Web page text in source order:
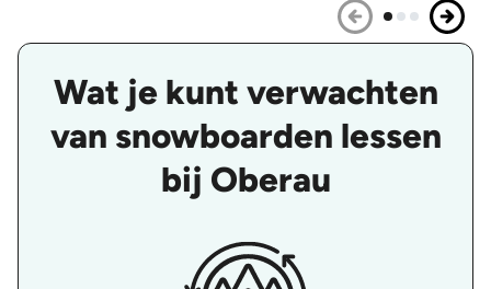
Wat je kunt verwachten
van snowboarden lessen
bij Oberau